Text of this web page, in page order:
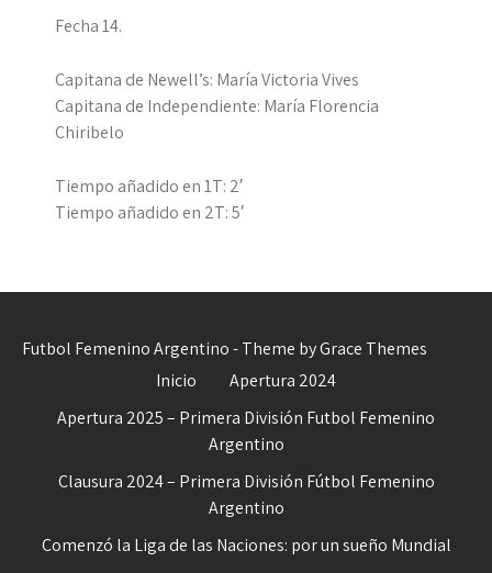
Fecha 14.
Capitana de Newell’s: María Victoria Vives
Capitana de Independiente: María Florencia
Chiribelo
Tiempo añadido en 1T: 2′
Tiempo añadido en 2T: 5′
Futbol Femenino Argentino - Theme by Grace Themes
Inicio
Apertura 2024
Apertura 2025 – Primera División Futbol Femenino
Argentino
Clausura 2024 – Primera División Fútbol Femenino
Argentino
Comenzó la Liga de las Naciones: por un sueño Mundial